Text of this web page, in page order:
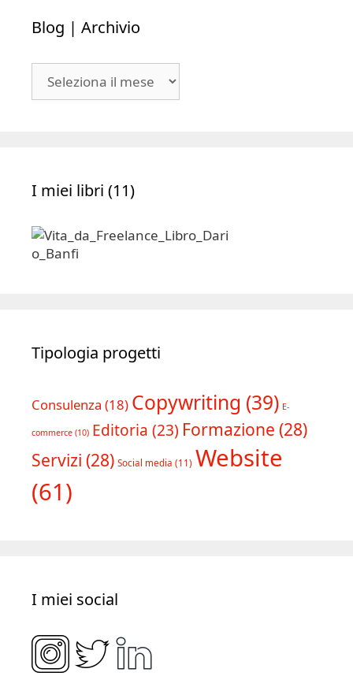
Blog | Archivio
I miei libri (11)
Tipologia progetti
Consulenza (18) Copywriting (39) E-
commerce (10) Editoria (23) Formazione (28)
Servizi (28) Social media (11) Website
(61)
I miei social